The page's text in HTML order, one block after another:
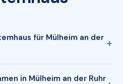
für Mülheim an der
in Mülheim an der Ruhr